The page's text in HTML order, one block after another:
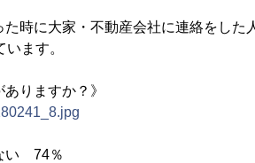
時に大家・不動産会社に連絡をした
ます。
りますか？》
い 74％